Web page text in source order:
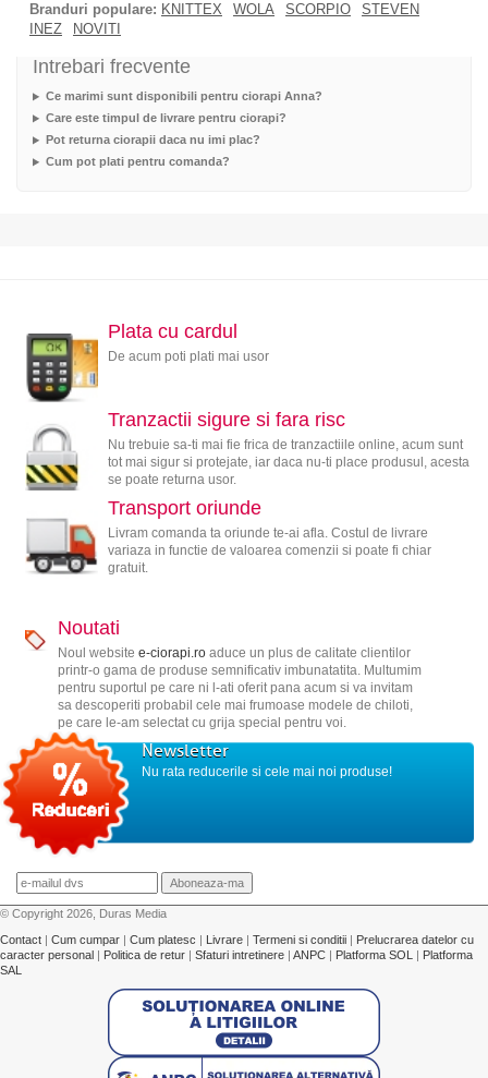
Branduri populare: KNITTEX WOLA SCORPIO
STEVEN
INEZ
NOVITI
Intrebari frecvente
Ce marimi sunt disponibili pentru ciorapi Anna?
Care este timpul de livrare pentru ciorapi?
Pot returna ciorapii daca nu imi plac?
Cum pot plati pentru comanda?
Plata cu cardul
De acum poti plati mai usor
Tranzactii sigure si fara risc
Nu trebuie sa-ti mai fie frica de tranzactiile online, acum sunt
tot mai sigur si protejate, iar daca nu-ti place produsul, acesta
se poate returna usor.
Transport oriunde
Livram comanda ta oriunde te-ai afla. Costul de livrare
variaza in functie de valoarea comenzii si poate fi chiar
gratuit.
Noutati
Noul website e-ciorapi.roaduce un plus de calitate clientilor
printr-o gama de produse semnificativ imbunatatita. Multumim
pentru suportul pe care ni l-ati oferit pana acum si va invitam
sa descoperiti probabil cele mai frumoase modele de chiloti,
pe care le-am selectat cu grija special pentru voi.
Newsletter
Nu rata reducerile si cele mai noi produse!
© Copyright 2026, Duras Media
Contact
Cum cumpar Cum platesc Livrare Termeni si conditii
Prelucrarea datelor cu
caracter personal
Politica de retur Sfaturi intretinere ANPC Platforma SOL
Platforma
SAL